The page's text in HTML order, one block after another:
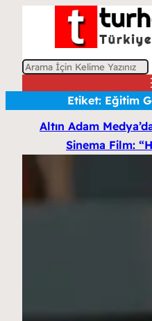
A
Etiket: Eğitim
Altın Adam
Sinema Film: